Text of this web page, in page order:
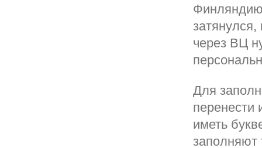
через ВЦ
Для
перенести
иметь
заполняют